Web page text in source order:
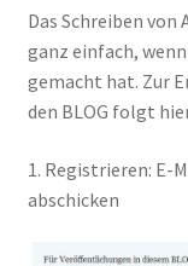
Das Schreiben
ganz einfach,
gemacht hat. Zur
den BLOG folgt
1. Registrieren: E-
abschicken